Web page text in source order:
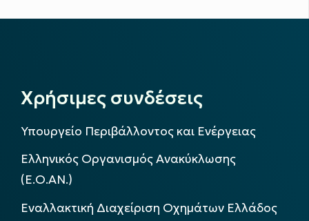
Χρήσιμες συνδέσεις
Υπουργείο Περιβάλλοντος και Ενέργειας
Ελληνικός Οργανισμός Ανακύκλωσης
(Ε.Ο.ΑΝ.)
Εναλλακτική Διαχείριση Οχημάτων Ελλάδος